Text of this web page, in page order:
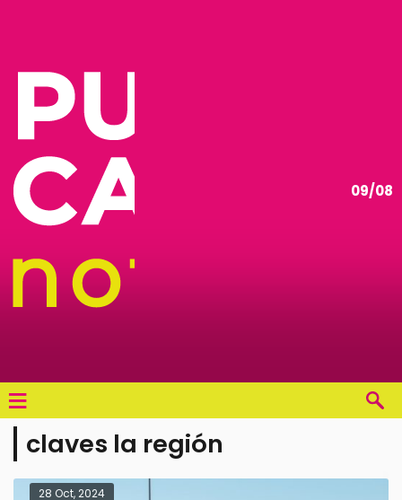
09/08
≡
claves la región
28 Oct, 2024